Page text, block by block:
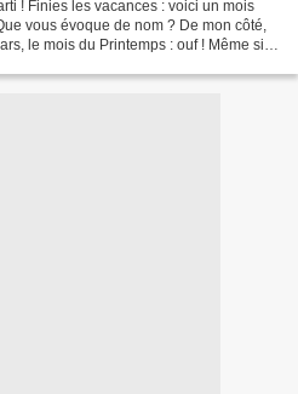
! Finies les vacances : voici un mois
vous évoque de nom ? De mon côté,
le mois du Printemps : ouf ! Même si